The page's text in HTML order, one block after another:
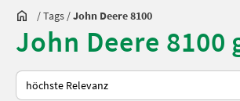
/Tags /John Deere 8100
John Deere
So wird auf Landwirt.com sortiert